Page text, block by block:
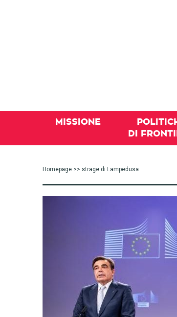
MISSIONE
DI
Homepage >> strage di Lampedusa